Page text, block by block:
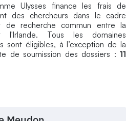
Ulysses finance les frais de
des chercheurs dans le cadre
de recherche commun entre la
l'Irlande. Tous les domaines
sont éligibles, à l’exception de la
de soumission des dossiers : 11